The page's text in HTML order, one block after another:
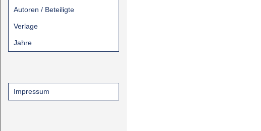
Autoren / Beteiligte
Verlage
Jahre
Impressum